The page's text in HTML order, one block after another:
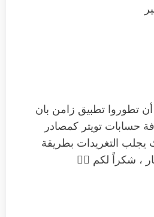
تطوروا تطبيق زامن بان
حسابات تويتر كمصادر
يجلب التغريدات بطريقة
، شكراً لكم 👍🏻